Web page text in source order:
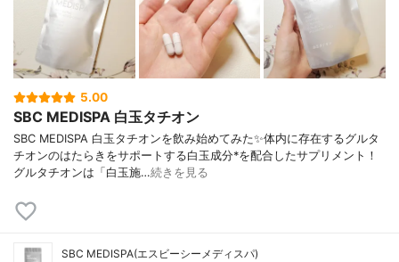
5.00
SBC MEDISPA 白玉タチオン
SBC MEDISPA 白玉タチオンを飲み始めてみた✨体内に存在するグルタ
チオンのはたらきをサポートする白玉成分*を配合したサプリメント！
グルタチオンは「白玉施…続きを見る
SBC MEDISPA(エスビーシーメディスパ)